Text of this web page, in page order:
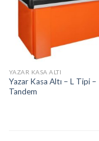
YAZAR KASA ALTI
Yazar Kasa Altı – L Tipi –
Tandem